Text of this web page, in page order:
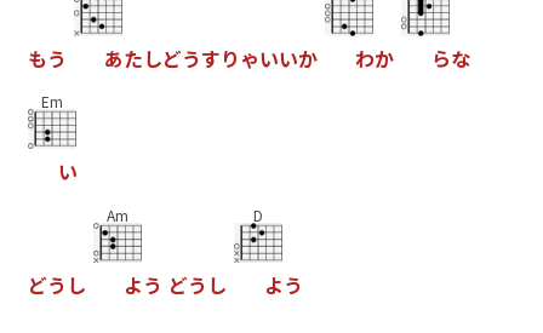
もう あたしどうすり ゃいいか わか らな
Em
い
どう し
Am
よう どう し
D
よう